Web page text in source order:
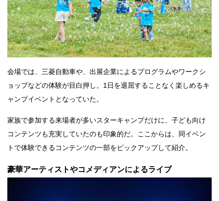
会場では、三菱自動車や、出展企業によるプログラムやワークシ
ョップなどの体験が目白押し。1日を退屈することなく楽しめるキ
ャンプイベントとなっていた。
家族で参加する来場者が多いスターキャンプだけに、子ども向け
コンテンツも充実していたのも印象的だ。ここからは、同イベン
トで体験できるコンテンツの一部をピックアップして紹介。
豪華アーティストやコメディアンによるライブ